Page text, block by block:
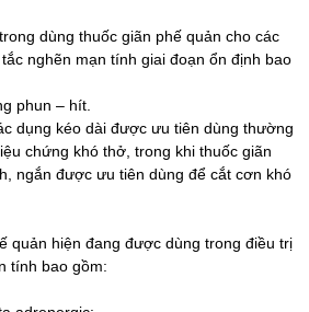
dùng thuốc giãn phế quản cho các
nghẽn mạn tính giai đoạn ổn định bao
phun – hít.
dụng kéo dài được ưu tiên dùng thường
chứng khó thở, trong khi thuốc giãn
ngắn được ưu tiên dùng để cắt cơn khó
quản hiện đang được dùng trong điều trị
tính bao gồm: